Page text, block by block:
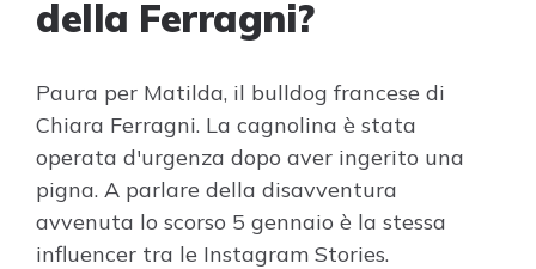
della Ferragni?
Paura per Matilda, il bulldog francese di
Chiara Ferragni. La cagnolina è stata
operata d'urgenza dopo aver ingerito una
pigna. A parlare della disavventura
avvenuta lo scorso 5 gennaio è la stessa
influencer tra le Instagram Stories.